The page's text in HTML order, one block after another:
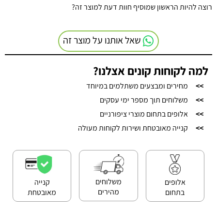
רוצה להיות הראשון שמוסיף חוות דעת למוצר זה?
שאל אותנו על מוצר זה
למה לקוחות קונים אצלנו?
>>
מחירים ומבצעים משתלמים במיוחד
>>
משלוחים תוך מספר ימי עסקים
>>
אלופים בתחום מוצרי ציפורניים
>>
קנייה מאובטחת ושירות לקוחות מעולה
אלופים
בתחום
משלוחים
מהירים
קנייה
מאובטחת